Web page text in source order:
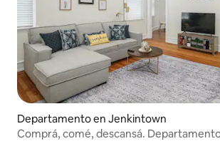
Departamento en Jenkintown
Comprá, comé, descansá.